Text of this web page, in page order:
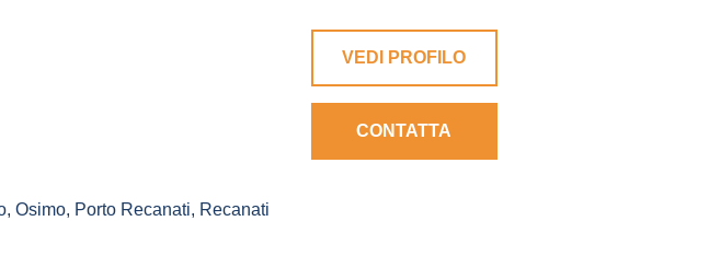
, Osimo, Porto Recanati, Recanati
VEDI PROFILO
CONTATTA